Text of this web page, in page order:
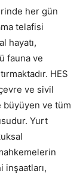
her gün
telafisi
hayatı,
fauna ve
HES
ve sivil
ve tüm
Yurt
inşaatları,